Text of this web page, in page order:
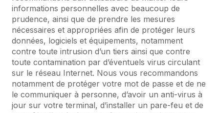
informations personnelles avec beaucoup de
prudence, ainsi que de prendre les mesures
nécessaires et appropriées afin de protéger leurs
données, logiciels et équipements, notamment
contre toute intrusion d’un tiers ainsi que contre
toute contamination par d’éventuels virus circulant
sur le réseau Internet. Nous vous recommandons
notamment de protéger votre mot de passe et de ne
le communiquer à personne, d’avoir un anti-virus à
jour sur votre terminal, d’installer un pare-feu et de